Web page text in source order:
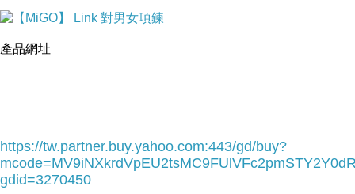
產品網址
https://tw.partner.buy.yahoo.com:443/gd/buy?
gdid=3270450